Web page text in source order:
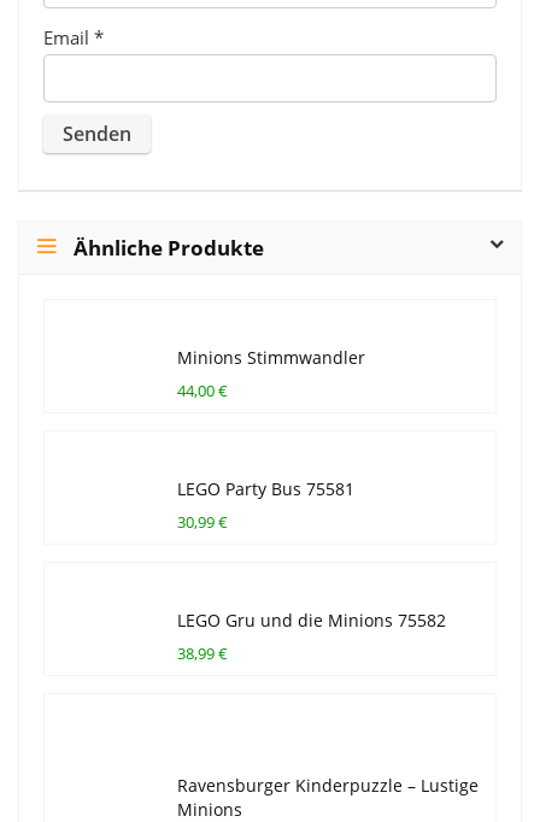
Email *
Ähnliche Produkte
Minions Stimmwandler
44,00 €
LEGO Party Bus 75581
30,99 €
LEGO Gru und die Minions 75582
38,99 €
Ravensburger Kinderpuzzle – Lustige
Minions